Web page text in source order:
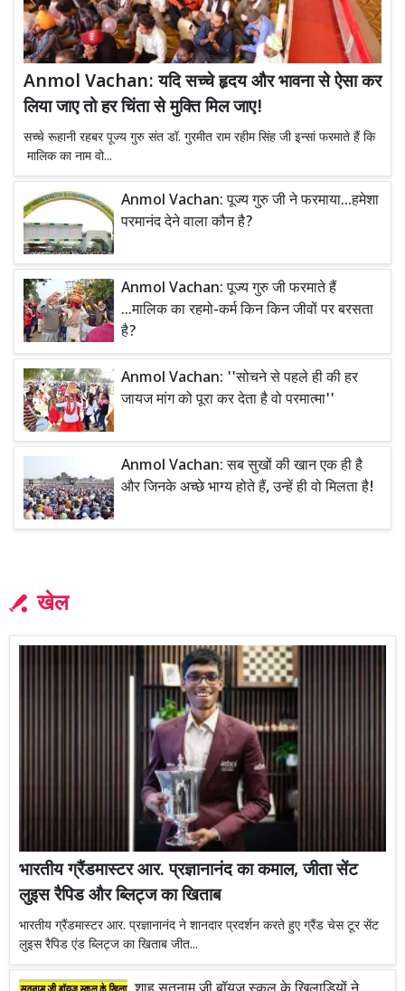
खेल
भारतीय ग्रैंडमास्टर आर. प्रज्ञानानंद का कमाल, जीता सेंट
लुइस रैपिड और ब्लिट्ज का खिताब
भारतीय ग्रैंडमास्टर आर. प्रज्ञानानंद ने शानदार प्रदर्शन करते हुए ग्रैंड चेस टूर सेंट
लुइस रैपिड एंड ब्लिट्ज का खिताब जीत...
Anmol Vachan: यदि सच्चे हृदय और भावना से ऐसा कर
लिया जाए तो हर चिंता से मुक्ति मिल जाए!
सच्चे रूहानी रहबर पूज्य गुरु संत डॉ. गुरमीत राम रहीम सिंह जी इन्सां फरमाते हैं कि
मालिक का नाम वो...
Anmol Vachan: पूज्य गुरु जी ने फरमाया...हमेशा
परमानंद देने वाला कौन है?
Anmol Vachan: पूज्य गुरु जी फरमाते हैं
...मालिक का रहमो-कर्म किन किन जीवों पर बरसता
है?
Anmol Vachan: ''सोचने से पहले ही की हर
जायज मांग को पूरा कर देता है वो परमात्मा''
Anmol Vachan: सब सुखों की खान एक ही है
और जिनके अच्छे भाग्य होते हैं, उन्हें ही वो मिलता है!